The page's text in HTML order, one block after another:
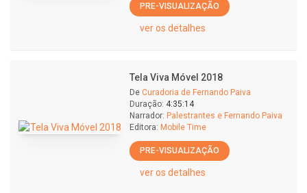
PRE-VISUALIZAÇÃO
ver os detalhes
Tela Viva Móvel 2018
De Curadoria de Fernando Paiva
Duração: 4:35:14
Narrador: Palestrantes e Fernando Paiva
Editora: Mobile Time
PRE-VISUALIZAÇÃO
ver os detalhes